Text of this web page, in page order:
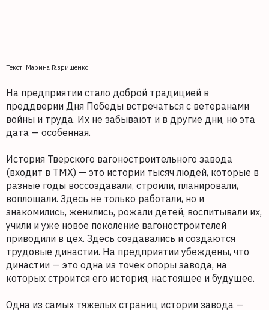
Текст: Марина Гавришенко
На предприятии стало доброй традицией в
преддверии Дня Победы встречаться с ветеранами
войны и труда. Их не забывают и в другие дни, но эта
дата — особенная.
История Тверского вагоностроительного завода
(входит в ТМХ) — это истории тысяч людей, которые в
разные годы воссоздавали, строили, планировали,
воплощали. Здесь не только работали, но и
знакомились, женились, рожали детей, воспитывали их,
учили и уже новое поколение вагоностроителей
приводили в цех. Здесь создавались и создаются
трудовые династии. На предприятии убеждены, что
династии — это одна из точек опоры завода, на
которых строится его история, настоящее и будущее.
Одна из самых тяжелых страниц истории завода —